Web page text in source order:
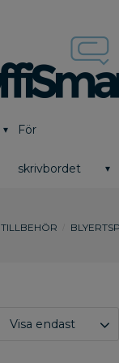
För
skrivbordet
Visa endast